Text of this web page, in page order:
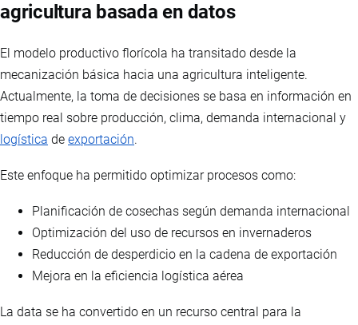
agricultura basada en datos
El modelo productivo florícola ha transitado desde la
mecanización básica hacia una agricultura inteligente.
Actualmente, la toma de decisiones se basa en información en
tiempo real sobre producción, clima, demanda internacional y
logística de exportación.
Este enfoque ha permitido optimizar procesos como:
Planificación de cosechas según demanda internacional
Optimización del uso de recursos en invernaderos
Reducción de desperdicio en la cadena de exportación
Mejora en la eficiencia logística aérea
La data se ha convertido en un recurso central para la